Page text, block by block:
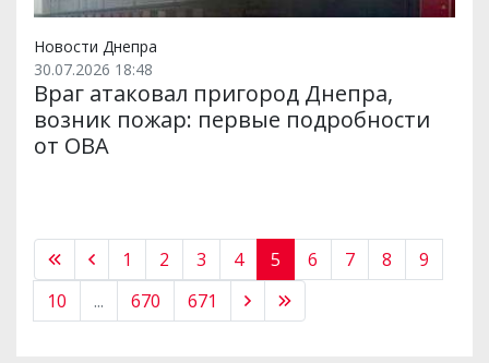
Новости Днепра
30.07.2026 18:48
Враг атаковал пригород Днепра,
возник пожар: первые подробности
от ОВА
1 2 3 4 5 6 7 8
9
10
... 670 671